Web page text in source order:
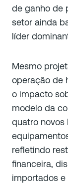
de ganho de
setor ainda
líder
Mesmo
operação de
o impacto
modelo da
quatro novos
refletindo
financeira,
importados